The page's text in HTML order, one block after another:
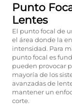
Punto
Lentes
El punto focal de
el área donde la
intensidad. Para
punto focal es
pueden provocar
mayoría de los
avanzadas de
mantener un
corte.